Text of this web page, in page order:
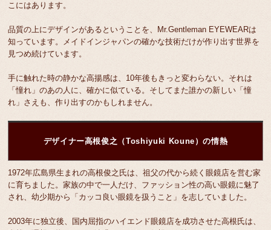
こにはあります。
品質の上にデザインがあるということを、Mr.Gentleman EYEWEARは
知っています。メイドインジャパンの確かな技術だけが作り出す世界を
見つめ続けています。
手に触れた時の静かな高揚感は、10年後もきっと変わらない。それは
「憧れ」のあの人に、確かに似ている。そしてまた誰かの新しい「憧
れ」さえも、作り出すのかもしれません。
デザイナー高根俊之（Toshiyuki Koune）の情熱
1972年広島県生まれの高根俊之氏は、祖父の代から続く眼鏡店を営む家
に育ちました。家族の中で一人だけ、ファッション性の高い眼鏡に魅了
され、幼少期から「カッコ良い眼鏡を扱うこと」を志していました。
2003年に独立後、国内屈指のハイエンド眼鏡店を成功させた高根氏は、